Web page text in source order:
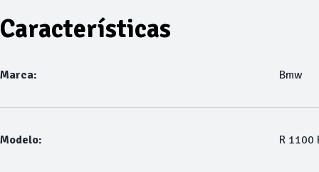
Características
Marca: Bmw
Modelo: R 1100